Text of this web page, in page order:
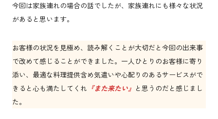
今回は家族連れの場合の話でしたが、家族連れにも様々な状況
があると思います。
お客様の状況を見極め、読み解くことが大切だと今回の出来事
で改めて感じることができました。一人ひとりのお客様に寄り
添い、最適な料理提供含め気遣いや心配りのあるサービスがで
きると心も満たしてくれ 『また来たい』 と思うのだと感じまし
た。